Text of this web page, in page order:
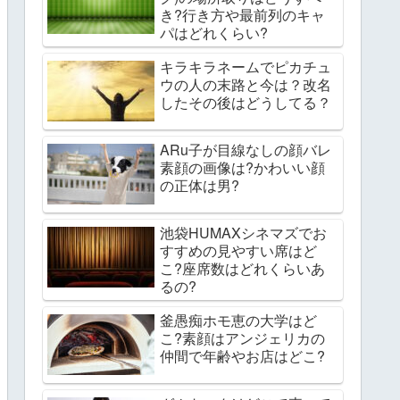
き?行き方や最前列のキャ
パはどれくらい?
キラキラネームでピカチュ
ウの人の末路と今は？改名
したその後はどうしてる？
ARu子が目線なしの顔バレ
素顔の画像は?かわいい顔
の正体は男?
池袋HUMAXシネマズでお
すすめの見やすい席はど
こ?座席数はどれくらいあ
るの?
釜愚痴ホモ恵の大学はど
こ?素顔はアンジェリカの
仲間で年齢やお店はどこ?